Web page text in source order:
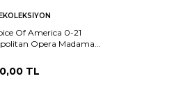
Sepete
Ekle
Of America 0-21
Opera Madama
TL